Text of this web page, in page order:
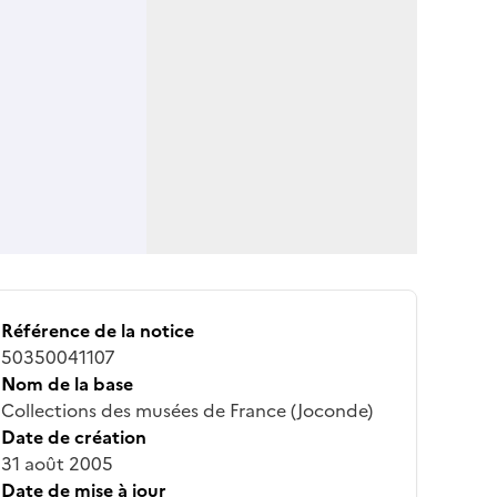
Référence de la notice
50350041107
Nom de la base
Collections des musées de France (Joconde)
Date de création
31 août 2005
Date de mise à jour